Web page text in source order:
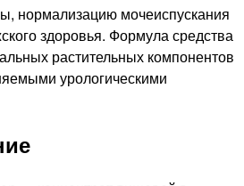
нормализацию мочеиспускания
здоровья. Формула средства
растительных компонентов
урологическими